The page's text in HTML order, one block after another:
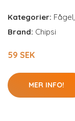
Kategorier: Fågel,
Brand: Chipsi
59 SEK
MER INFO!